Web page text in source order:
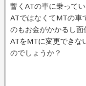
暫くATの車に乗って
ATではなくてMTの車
のもお金がかかるし
ATをMTに変更できな
のでしょうか？